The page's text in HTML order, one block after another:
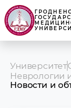
Университет
Неврологии
Новости и